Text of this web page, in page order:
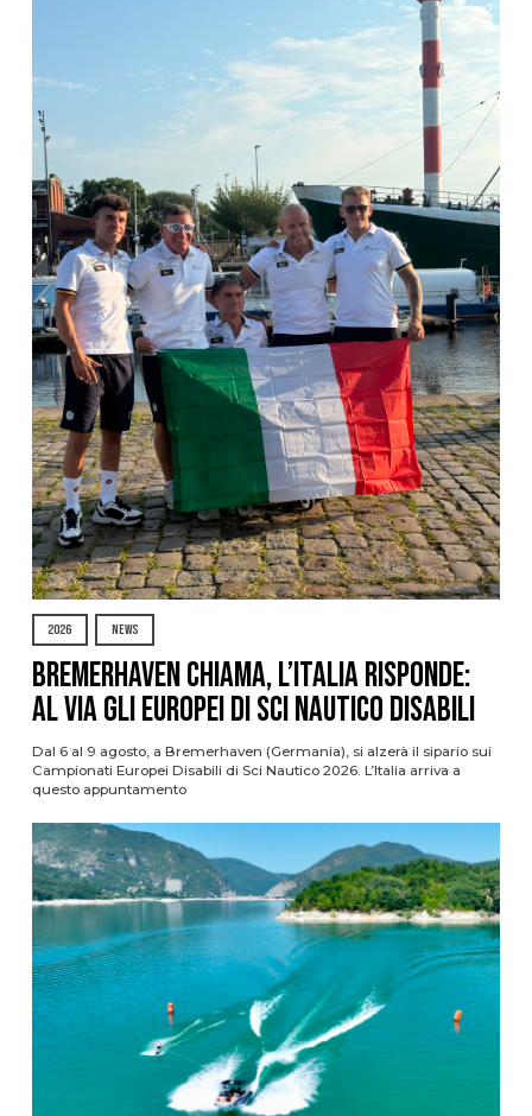
2026 NEWS
Bremerhaven chiama, l’Italia risponde:
al via gli Europei di Sci Nautico Disabili
Dal 6 al 9 agosto, a Bremerhaven (Germania), si alzerà il sipario sui
Campionati Europei Disabili di Sci Nautico 2026. L’Italia arriva a
questo appuntamento